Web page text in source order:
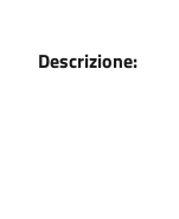
Descrizione: